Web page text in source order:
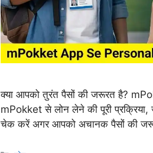
क्या आपको तुरंत पैसों की जरूरत है?
mPokket से लोन लेने की पूरी प्रक्रिया,
चेक करें अगर आपको अचानक पैसों की